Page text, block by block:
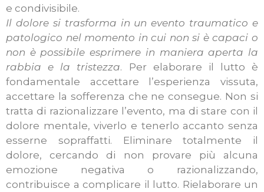
e condivisibile.
Il dolore si trasforma in un evento traumatico e
patologico nel momento in cui non si è capaci o
non è possibile esprimere in maniera aperta la
rabbia e la tristezza. Per elaborare il lutto è
fondamentale accettare l’esperienza vissuta,
accettare la sofferenza che ne consegue. Non si
tratta di razionalizzare l’evento, ma di stare con il
dolore mentale, viverlo e tenerlo accanto senza
esserne sopraffatti. Eliminare totalmente il
dolore, cercando di non provare più alcuna
emozione negativa o razionalizzando,
contribuisce a complicare il lutto. Rielaborare un